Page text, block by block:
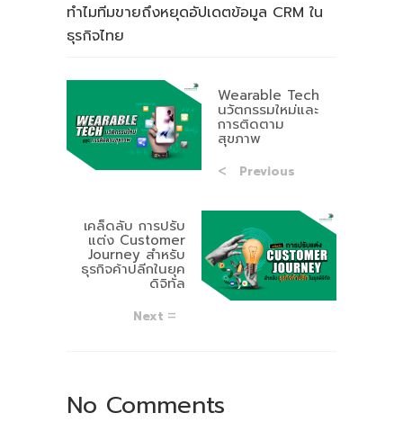
ทำไมทีมขายถึงหยุดอัปเดตข้อมูล CRM ใน
ธุรกิจไทย
Wearable Tech
นวัตกรรมใหม่และ
การติดตาม
สุขภาพ
Previous
เคล็ดลับ การปรับ
แต่ง Customer
Journey สำหรับ
ธุรกิจค้าปลีกในยุค
ดิจิทัล
Next
No Comments